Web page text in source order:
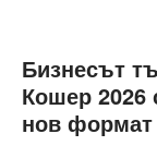
Бизнесът
Кошер 2026
нов формат